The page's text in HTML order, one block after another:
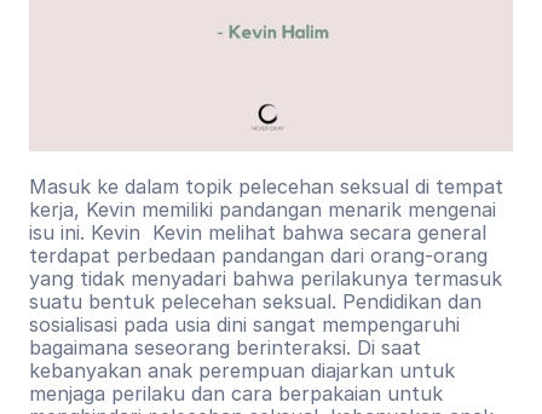
Masuk ke dalam topik pelecehan seksual di tempat
kerja, Kevin memiliki pandangan menarik mengenai
isu ini. Kevin  Kevin melihat bahwa secara general
terdapat perbedaan pandangan dari orang-orang
yang tidak menyadari bahwa perilakunya termasuk
suatu bentuk pelecehan seksual. Pendidikan dan
sosialisasi pada usia dini sangat mempengaruhi
bagaimana seseorang berinteraksi. Di saat
kebanyakan anak perempuan diajarkan untuk
menjaga perilaku dan cara berpakaian untuk